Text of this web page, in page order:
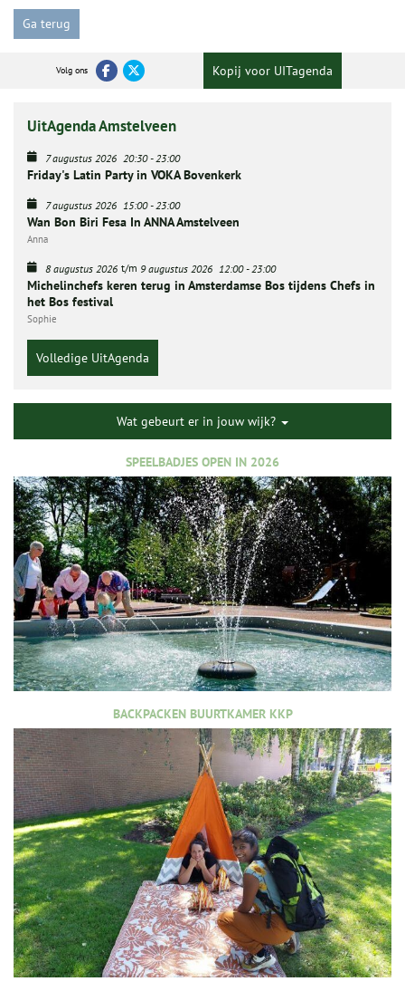
Ga terug
Volg ons Kopij voor UITagenda
UitAgenda Amstelveen
7 augustus 2026 20:30-23:00
Friday's Latin Party in VOKA Bovenkerk
7 augustus 2026 15:00-23:00
Wan Bon Biri Fesa In ANNA Amstelveen
Anna
8 augustus 2026 t/m 9 augustus 2026 12:00-23:00
Michelinchefs keren terug in Amsterdamse Bos tijdens Chefs in
het Bos festival
Sophie
Volledige UitAgenda
Wat gebeurt er in jouw wijk?
SPEELBADJES OPEN IN 2026
BACKPACKEN BUURTKAMER KKP